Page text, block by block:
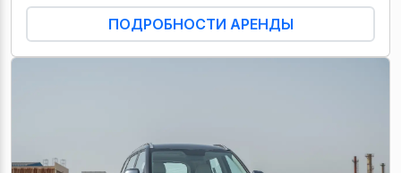
ПОДРОБНОСТИ АРЕНДЫ